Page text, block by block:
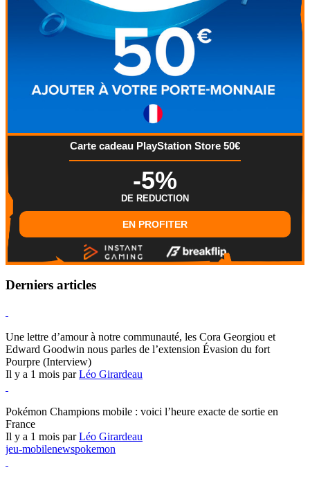
Carte cadeau PlayStation Store 50€
-5%
DE REDUCTION
EN PROFITER
Derniers articles
Une lettre d’amour à notre communauté, les Cora Georgiou et
Edward Goodwin nous parles de l’extension Évasion du fort
Pourpre (Interview)
Il y a 1 mois parLéo Girardeau
Pokémon Champions mobile : voici l’heure exacte de sortie en
France
Il y a 1 mois parLéo Girardeau
jeu-mobilenewspokemon